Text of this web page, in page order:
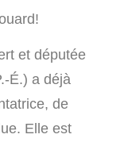
et députée
É.) a déjà
de
Elle est